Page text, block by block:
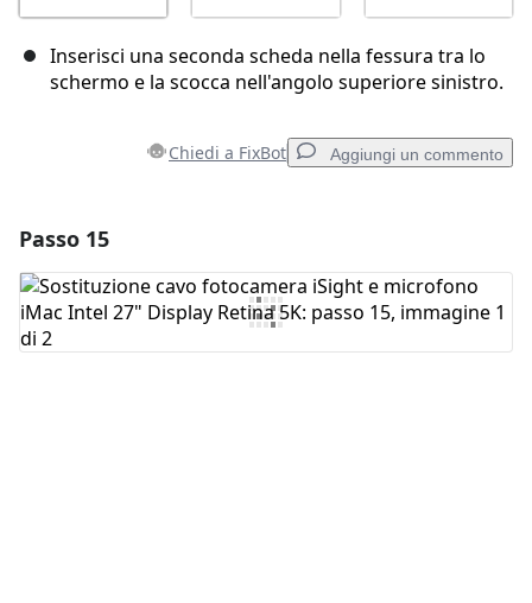
Inserisci una seconda scheda nella fessura tra lo
schermo e la scocca nell'angolo superiore sinistro.
Chiedi a FixBot Aggiungi un commento
Aggiungi Commento
Passo 15